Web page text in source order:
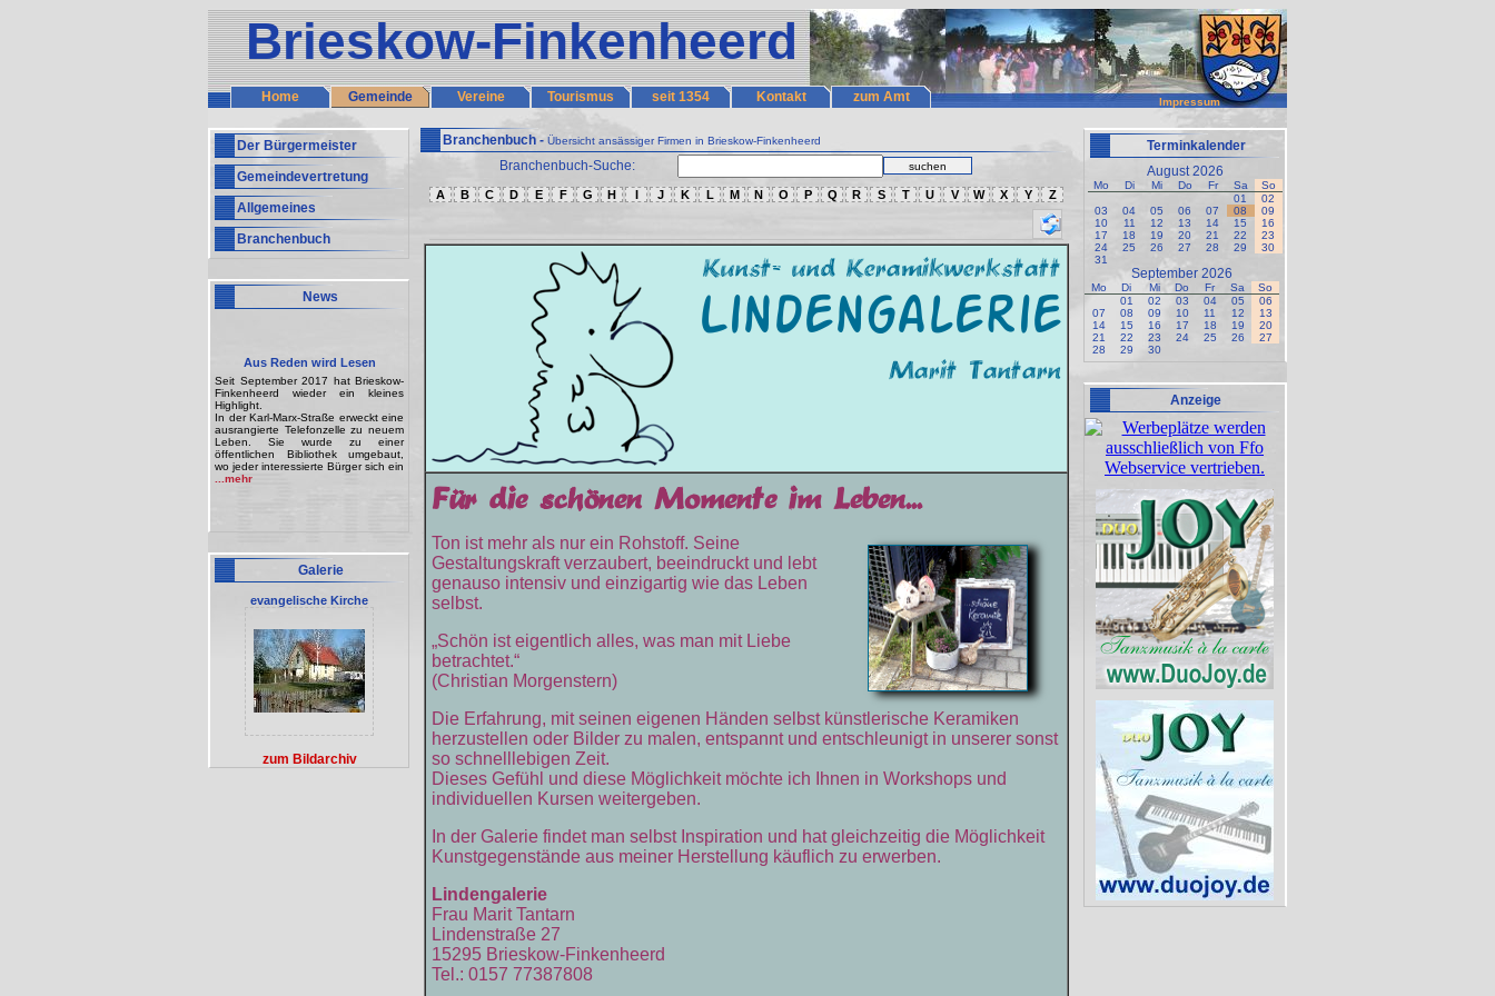
Brieskow-Finkenheerd
Home Gemeinde Vereine Tourismus seit 1354 Kontakt zum Amt Impressum
Der Bürgermeister
Gemeindevertretung
Allgemeines
Branchenbuch
News
Aus Reden wird Lesen
Seit September 2017 hat Brieskow-
Finkenheerd wieder ein kleines
Highlight.
In der Karl-Marx-Straße erweckt eine
ausrangierte Telefonzelle zu neuem
Leben. Sie wurde zu einer
öffentlichen Bibliothek umgebaut,
wo jeder interessierte Bürger sich ein
...mehr
Galerie
evangelische Kirche
zum Bildarchiv
Branchenbuch - Übersicht ansässiger Firmen in Brieskow-Finkenheerd
Branchenbuch-Suche: suchen
A B C D E F G H I J K L M N O P Q R S T U V W X Y Z
Kunst- und Keramikwerkstatt
Lindengalerie
Marit Tantarn
Für die schönen Momente im Leben...
Ton ist mehr als nur ein Rohstoff. Seine
Gestaltungskraft verzaubert, beeindruckt und lebt
genauso intensiv und einzigartig wie das Leben
selbst.
„Schön ist eigentlich alles, was man mit Liebe
betrachtet.“
(Christian Morgenstern)
Die Erfahrung, mit seinen eigenen Händen selbst künstlerische Keramiken
herzustellen oder Bilder zu malen, entspannt und entschleunigt in unserer sonst
so schnelllebigen Zeit.
Dieses Gefühl und diese Möglichkeit möchte ich Ihnen in Workshops und
individuellen Kursen weitergeben.
In der Galerie findet man selbst Inspiration und hat gleichzeitig die Möglichkeit
Kunstgegenstände aus meiner Herstellung käuflich zu erwerben.
Lindengalerie
Frau Marit Tantarn
Lindenstraße 27
15295 Brieskow-Finkenheerd
Tel.: 0157 77387808
Terminkalender
August 2026
Mo Di Mi Do Fr Sa
So
01
02
03
04 05 06 07 08
09
10
11 12 13 14 15
16
17
18 19 20 21 22
23
24
25 26 27 28 29
30
31
September 2026
Mo Di Mi Do Fr Sa
So
01
02 03 04 05
06
07
08 09 10 11 12
13
14
15 16 17 18 19
20
21
22 23 24 25 26
27
28
29 30
Anzeige